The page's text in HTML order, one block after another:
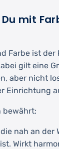
mit
Farbe ist
gilt eine
aber nicht
Einrichtung
bewährt:
nah an
Wirkt